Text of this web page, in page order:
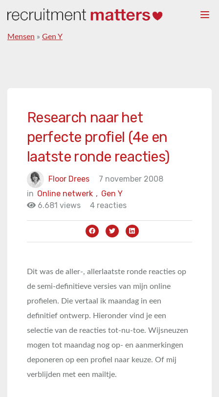
Mensen » Gen Y
Research naar het
perfecte profiel (4e en
laatste ronde reacties)
Floor Drees
7 november 2008
in
Gen Y
Online netwerk ,
6.681 views
4 reacties
Dit was de aller-, allerlaatste ronde reacties op
de semi-definitieve versies van mijn online
profielen. Die vertaal ik maandag in een
definitief ontwerp. Hieronder vind je een
selectie van de reacties tot-nu-toe. Wijsneuzen
mogen tot maandag nog op- en aanmerkingen
deponeren op een profiel naar keuze. Of mij
verblijden met een mailtje.